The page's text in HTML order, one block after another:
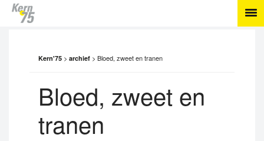
Kern'75 > archief > Bloed, zweet en tranen
Bloed, zweet en
tranen